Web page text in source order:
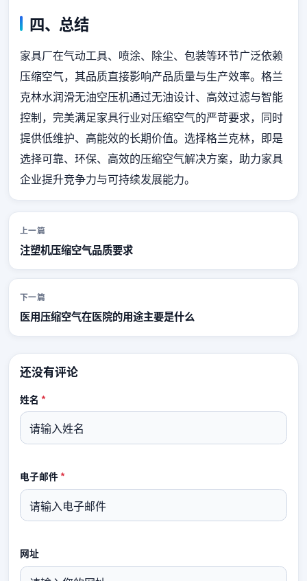
四、总结
家具厂在气动工具、喷涂、除尘、包装等环节广泛依赖
压缩空气，其品质直接影响产品质量与生产效率。格兰
克林水润滑无油空压机通过无油设计、高效过滤与智能
控制，完美满足家具行业对压缩空气的严苛要求，同时
提供低维护、高能效的长期价值。选择格兰克林，即是
选择可靠、环保、高效的压缩空气解决方案，助力家具
企业提升竞争力与可持续发展能力。
上一篇
注塑机压缩空气品质要求
下一篇
医用压缩空气在医院的用途主要是什么
还没有评论
姓名 *
电子邮件*
网址